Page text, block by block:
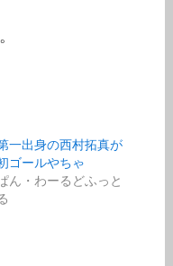
一出身の西村拓真が
ゴールやちゃ
ん・わーるどふっと